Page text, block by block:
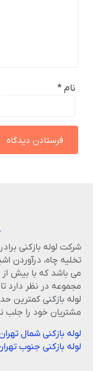
نام *
شرکت لوله بازکنی
تخلیه چاه، درآوردن
مجموعه در نظر دارد
لوله بازکنی کمترین
مشتریان خود را جلب
لوله بازکنی شمال
لوله بازکنی جنوب